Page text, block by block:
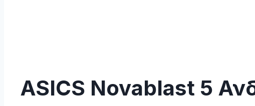
ASICS Novablast 5